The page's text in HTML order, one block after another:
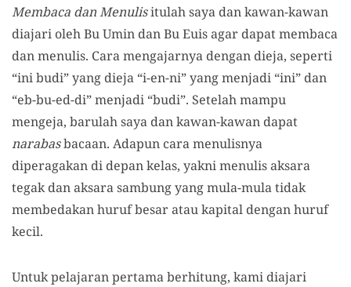
Membaca dan Menulisitulah saya dan kawan-kawan
diajari oleh Bu Umin dan Bu Euis agar dapat membaca
dan menulis. Cara mengajarnya dengan dieja, seperti
“ini budi” yang dieja “i-en-ni” yang menjadi “ini” dan
“eb-bu-ed-di” menjadi “budi”. Setelah mampu
mengeja, barulah saya dan kawan-kawan dapat
narabasbacaan. Adapun cara menulisnya
diperagakan di depan kelas, yakni menulis aksara
tegak dan aksara sambung yang mula-mula tidak
membedakan huruf besar atau kapital dengan huruf
kecil.
Untuk pelajaran pertama berhitung, kami diajari